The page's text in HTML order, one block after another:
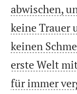
abwischen,
keine Trauer
keinen
erste Welt
für immer